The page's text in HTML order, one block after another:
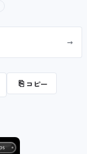
→
⎘ コピー